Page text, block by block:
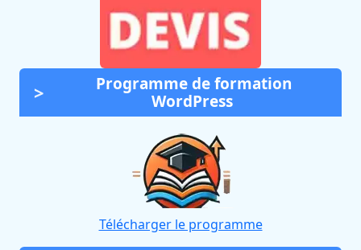
Programme de formation
WordPress
Télécharger le programme